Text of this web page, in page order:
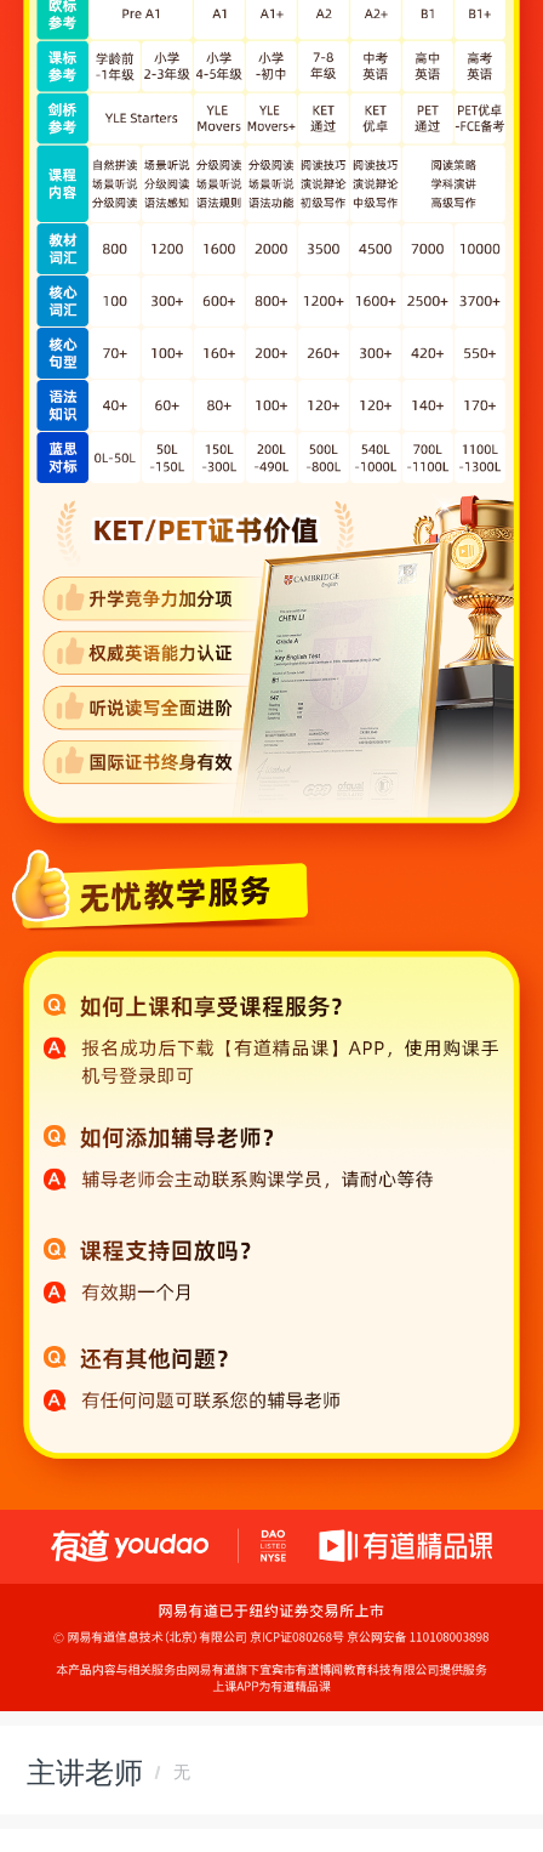
主讲老师 无